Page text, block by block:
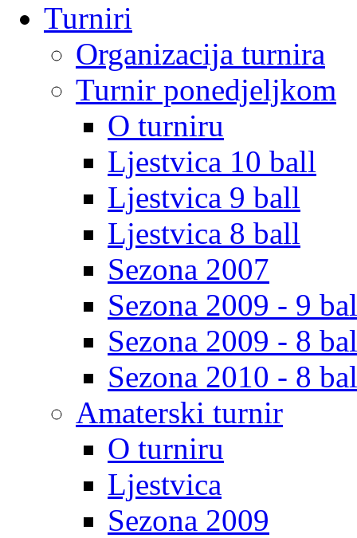
Turniri
Organizacija turnira
Turnir ponedjeljkom
O turniru
Ljestvica 10 ball
Ljestvica 9 ball
Ljestvica 8 ball
Sezona 2007
Sezona 2009 - 9
Sezona 2009 - 8
Sezona 2010 - 8
Amaterski turnir
O turniru
Ljestvica
Sezona 2009